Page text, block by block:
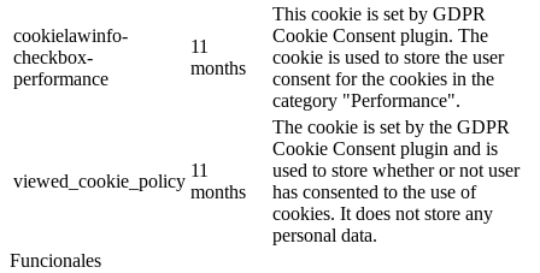
cookielawinfo-
checkbox-
performance
11
months
This cookie is set by GDPR
Cookie Consent plugin. The
cookie is used to store the user
consent for the cookies in the
category "Performance".
viewed_cookie_policy
11
months
The cookie is set by the GDPR
Cookie Consent plugin and is
used to store whether or not user
has consented to the use of
cookies. It does not store any
personal data.
Funcionales